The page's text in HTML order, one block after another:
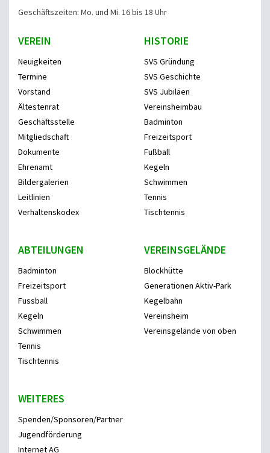
Geschäftszeiten: Mo. und Mi. 16 bis 18 Uhr
VEREIN
Neuigkeiten
Termine
Vorstand
Ältestenrat
Geschäftsstelle
Mitgliedschaft
Dokumente
Ehrenamt
Bildergalerien
Leitlinien
Verhaltenskodex
HISTORIE
SVS Gründung
SVS Geschichte
SVS Jubiläen
Vereinsheimbau
Badminton
Freizeitsport
Fußball
Kegeln
Schwimmen
Tennis
Tischtennis
ABTEILUNGEN
Badminton
Freizeitsport
Fussball
Kegeln
Schwimmen
Tennis
Tischtennis
VEREINSGELÄNDE
Blockhütte
Generationen Aktiv-Park
Kegelbahn
Vereinsheim
Vereinsgelände von oben
WEITERES
Spenden/Sponsoren/Partner
Jugendförderung
Internet AG